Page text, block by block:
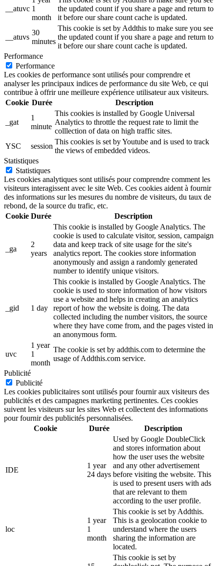
__atuvc 1
month
the updated count if you share a page and return to
it before our share count cache is updated.
__atuvs
30
minutes
This cookie is set by Addthis to make sure you see
the updated count if you share a page and return to
it before our share count cache is updated.
Performance
Performance
Les cookies de performance sont utilisés pour comprendre et
analyser les principaux indices de performance du site Web, ce qui
contribue à offrir une meilleure expérience utilisateur aux visiteurs.
Cookie Durée Description
_gat
1
minute
This cookies is installed by Google Universal
Analytics to throttle the request rate to limit the
colllection of data on high traffic sites.
YSC
session
This cookies is set by Youtube and is used to track
the views of embedded videos.
Statistiques
Statistiques
Les cookies analytiques sont utilisés pour comprendre comment les
visiteurs interagissent avec le site Web. Ces cookies aident à fournir
des informations sur les mesures du nombre de visiteurs, du taux de
rebond, de la source du trafic, etc.
Cookie Durée Description
_ga
2
years
This cookie is installed by Google Analytics. The
cookie is used to calculate visitor, session, campaign
data and keep track of site usage for the site's
analytics report. The cookies store information
anonymously and assign a randomly generated
number to identify unique visitors.
_gid 1 day
This cookie is installed by Google Analytics. The
cookie is used to store information of how visitors
use a website and helps in creating an analytics
report of how the website is doing. The data
collected including the number visitors, the source
where they have come from, and the pages visted in
an anonymous form.
uvc
1 year
1
month
The cookie is set by addthis.com to determine the
usage of Addthis.com service.
Publicité
Publicité
Les cookies publicitaires sont utilisés pour fournir aux visiteurs des
publicités et des campagnes marketing pertinentes. Ces cookies
suivent les visiteurs sur les sites Web et collectent des informations
pour fournir des publicités personnalisées.
Cookie
Durée Description
IDE
1 year
24 days
Used by Google DoubleClick
and stores information about
how the user uses the website
and any other advertisement
before visiting the website. This
is used to present users with ads
that are relevant to them
according to the user profile.
loc
1 year
1
month
This cookie is set by Addthis.
This is a geolocation cookie to
understand where the users
sharing the information are
located.
This cookie is set by